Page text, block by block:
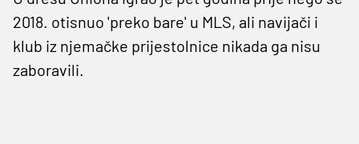
2018. otisnuo 'preko bare' u MLS, ali navijači i
klub iz njemačke prijestolnice nikada ga nisu
zaboravili.